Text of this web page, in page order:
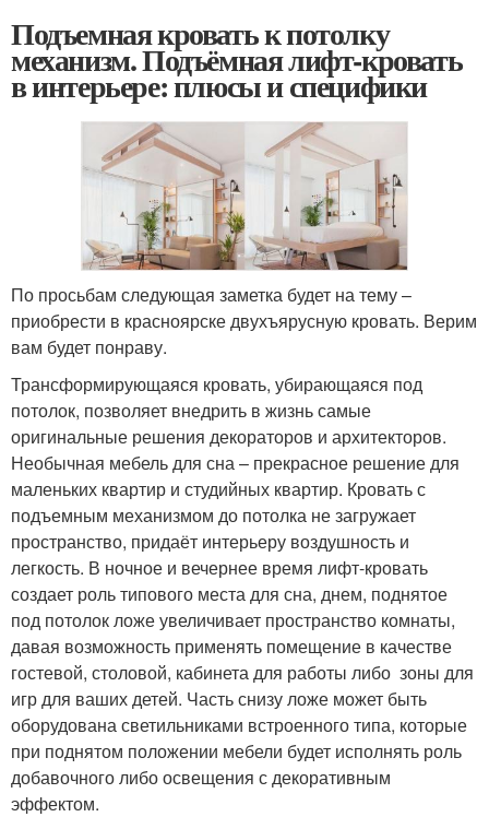
Подъемная кровать к потолку
механизм. Подъёмная лифт-кровать
в интерьере: плюсы и специфики
По просьбам следующая заметка будет на тему –
приобрести в красноярске двухъярусную кровать. Верим
вам будет понраву.
Трансформирующаяся кровать, убирающаяся под
потолок, позволяет внедрить в жизнь самые
оригинальные решения декораторов и архитекторов.
Необычная мебель для сна – прекрасное решение для
маленьких квартир и студийных квартир. Кровать с
подъемным механизмом до потолка не загружает
пространство, придаёт интерьеру воздушность и
легкость. В ночное и вечернее время лифт-кровать
создает роль типового места для сна, днем, поднятое
под потолок ложе увеличивает пространство комнаты,
давая возможность применять помещение в качестве
гостевой, столовой, кабинета для работы либо зоны для
игр для ваших детей. Часть снизу ложе может быть
оборудована светильниками встроенного типа, которые
при поднятом положении мебели будет исполнять роль
добавочного либо освещения с декоративным
эффектом.